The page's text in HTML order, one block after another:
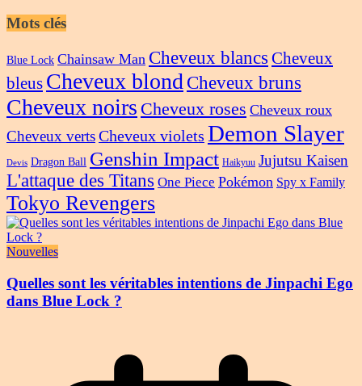
Mots clés
Blue Lock Chainsaw Man Cheveux blancs Cheveux
bleus Cheveux blond Cheveux bruns
Cheveux noirs Cheveux roses Cheveux roux
Cheveux vertsCheveux violets Demon Slayer
Devis Dragon Ball Genshin Impact Haikyuu Jujutsu Kaisen
L'attaque des Titans One Piece Pokémon Spy x Family
Tokyo Revengers
Nouvelles
Quelles sont les véritables intentions de Jinpachi Ego
dans Blue Lock ?